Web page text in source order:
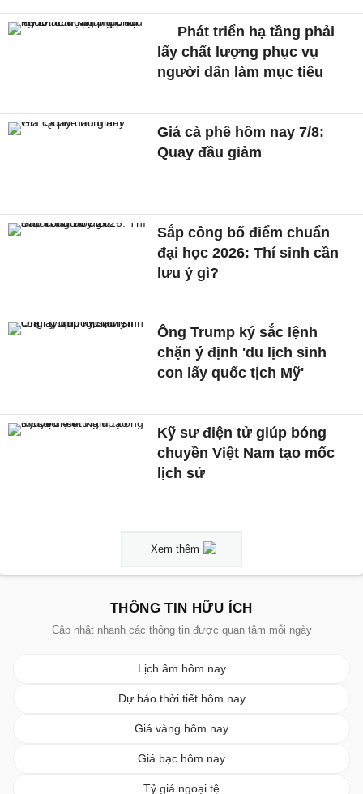
Phát triển hạ tầng phải
lấy chất lượng phục vụ
người dân làm mục tiêu
Giá cà phê hôm nay 7/8:
Quay đầu giảm
Sắp công bố điểm chuẩn
đại học 2026: Thí sinh cần
lưu ý gì?
Ông Trump ký sắc lệnh
chặn ý định 'du lịch sinh
con lấy quốc tịch Mỹ'
Kỹ sư điện tử giúp bóng
chuyền Việt Nam tạo mốc
lịch sử
Xem thêm
THÔNG TIN HỮU ÍCH
Cập nhật nhanh các thông tin được quan tâm mỗi ngày
Lịch âm hôm nay
Dự báo thời tiết hôm nay
Giá vàng hôm nay
Giá bạc hôm nay
Tỷ giá ngoại tệ